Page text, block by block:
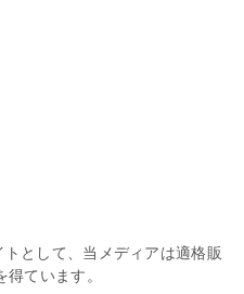
として、当メディアは適格販
ています。